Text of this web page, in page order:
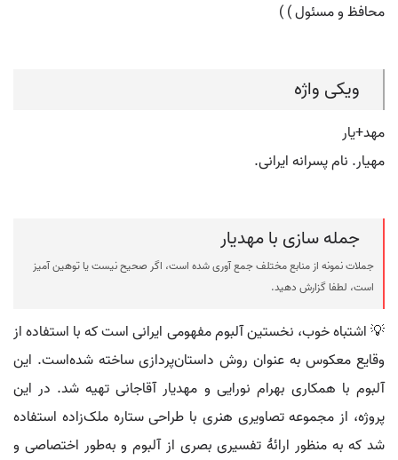
محافظ و مسئول ) )
ویکی واژه
مهد+یار
مهیار. نام پسرانه ایرانی.
جمله سازی با مهدیار
جملات نمونه از منابع مختلف جمع آوری شده است، اگر صحیح نیست یا توهین آمیز
است، لطفا گزارش دهید.
💡 اشتباه خوب، نخستین آلبوم مفهومی ایرانی است که با استفاده از
وقایع معکوس به عنوان روش داستان‌پردازی ساخته شده‌است. این
آلبوم با همکاری بهرام نورایی و مهدیار آقاجانی تهیه شد. در این
پروژه، از مجموعه تصاویری هنری با طراحی ستاره ملک‌زاده استفاده
شد که به منظور ارائهٔ تفسیری بصری از آلبوم و به‌طور اختصاصی و